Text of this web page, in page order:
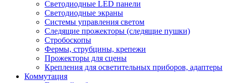
Светодиодные LED панели
Светодиодные экраны
Системы управления светом
Следящие прожекторы (следящие пушки)
Стробоскопы
Фермы, струбцины, крепежи
Прожекторы для сцены
Крепления для осветительных приборов, адаптеры
Коммутация